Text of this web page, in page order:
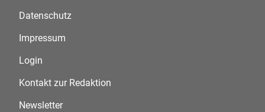
Datenschutz
Impressum
Login
Kontakt zur Redaktion
Newsletter